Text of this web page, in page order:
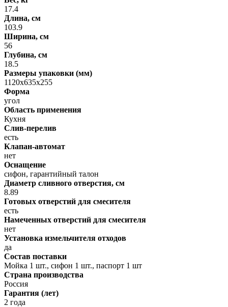
17.4
Длина, см
103.9
Ширина, см
56
Глубина, см
18.5
Размеры упаковки (мм)
1120х635х255
Форма
угол
Область применения
Кухня
Слив-перелив
есть
Клапан-автомат
нет
Оснащение
сифон, гарантийный талон
Диаметр сливного отверстия, см
8.89
Готовых отверстий для смесителя
есть
Намеченных отверстий для смесителя
нет
Установка измельчителя отходов
да
Состав поставки
Мойка 1 шт., сифон 1 шт., паспорт 1 шт
Страна производства
Россия
Гарантия (лет)
2 года